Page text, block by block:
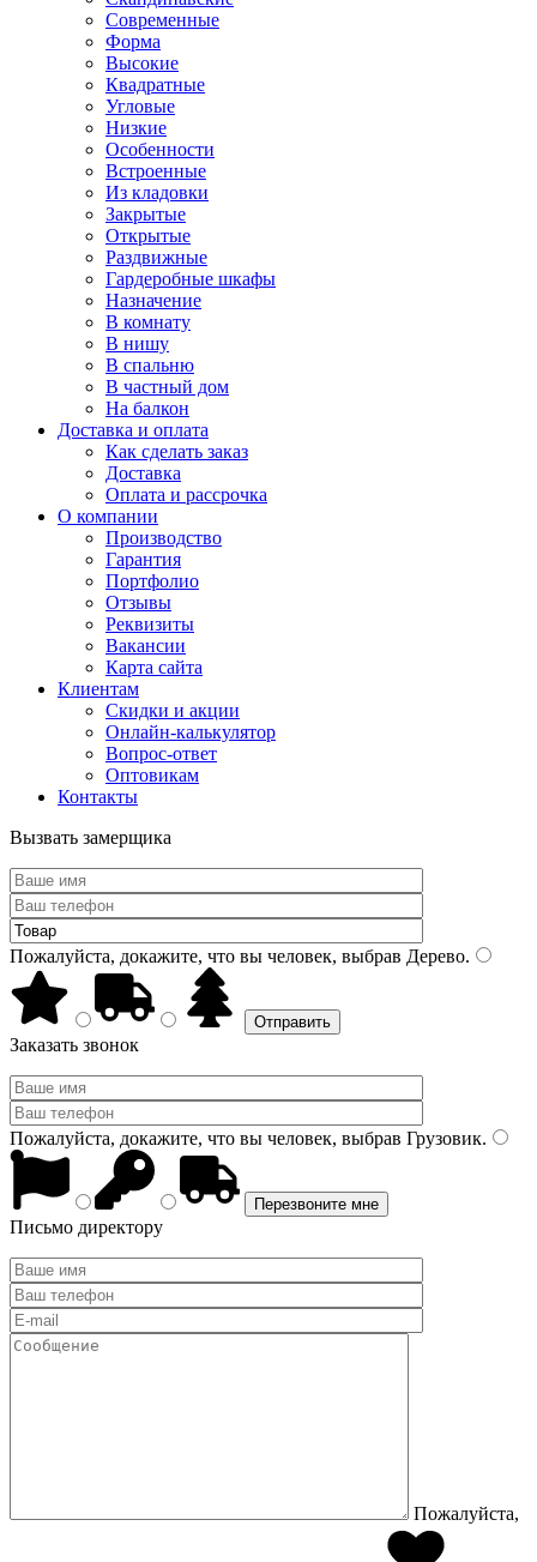
Современные
Форма
Высокие
Квадратные
Угловые
Низкие
Особенности
Встроенные
Из кладовки
Закрытые
Открытые
Раздвижные
Гардеробные шкафы
Назначение
В комнату
В нишу
В спальню
В частный дом
На балкон
Доставка и оплата
Как сделать заказ
Доставка
Оплата и рассрочка
О компании
Производство
Гарантия
Портфолио
Отзывы
Реквизиты
Вакансии
Карта сайта
Клиентам
Скидки и акции
Онлайн-калькулятор
Вопрос-ответ
Оптовикам
Контакты
Вызвать замерщика
Пожалуйста, докажите, что вы человек, выбрав Дерево.
Заказать звонок
Пожалуйста, докажите, что вы человек, выбрав Грузовик.
Письмо директору
Пожалуйста,